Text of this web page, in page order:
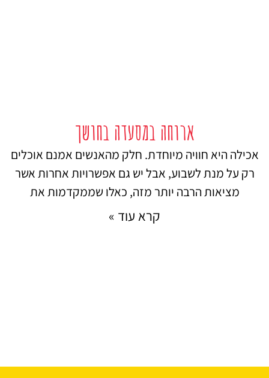
ארוחה במסעדה בחושך
אכילה היא חוויה מיוחדת. חלק מהאנשים אמנם אוכלים
רק על מנת לשבוע, אבל יש גם אפשרויות אחרות אשר
מציאות הרבה יותר מזה, כאלו שממקדמות את
קרא עוד »